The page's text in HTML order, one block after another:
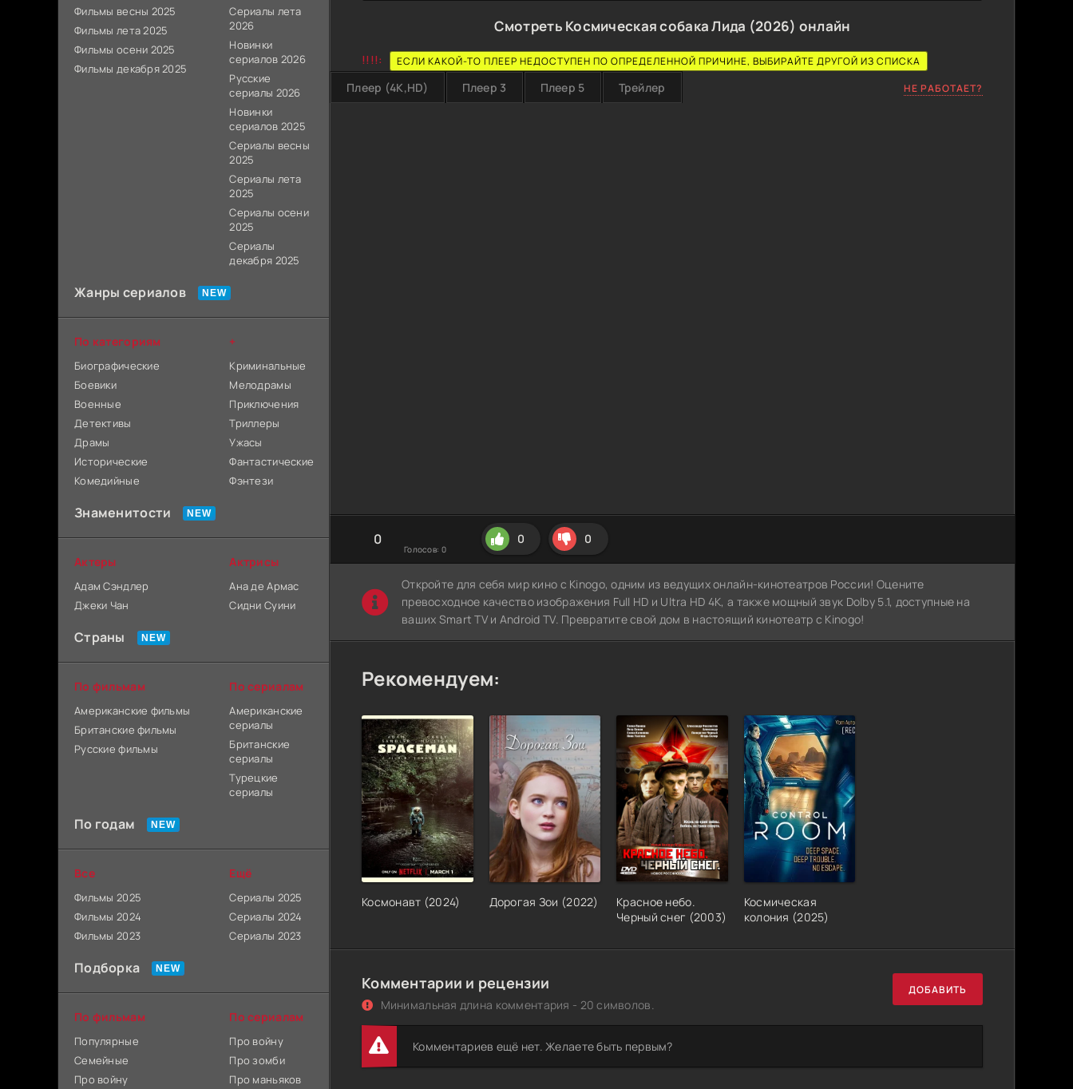
Смотреть Космическая собака Лида (2026) онлайн
!!!!: ЕСЛИ КАКОЙ-ТО ПЛЕЕР НЕДОСТУПЕН ПО ОПРЕДЕЛЕННОЙ ПРИЧИНЕ, ВЫБИРАЙТЕ ДРУГОЙ ИЗ СПИСКА
Плеер (4K,HD) Плеер 3 Плеер 5 Трейлер НЕ РАБОТАЕТ?
0
Голосов: 0
0 0
Откройте для себя мир кино с Kinogo, одним из ведущих онлайн-кинотеатров России! Оцените
превосходное качество изображения Full HD и Ultra HD 4K, а также мощный звук Dolby 5.1, доступные на
ваших Smart TV и Android TV. Превратите свой дом в настоящий кинотеатр с Kinogo!
Рекомендуем:
Космонавт (2024) Дорогая Зои (2022)
Красное небо.
Черный снег (2003)
Космическая
колония (2025)
Комментарии и рецензии
Минимальная длина комментария - 20 символов.
ДОБАВИТЬ
Комментариев ещё нет. Желаете быть первым?
Фильмы весны 2025
Фильмы лета 2025
Фильмы осени 2025
Фильмы декабря 2025
Сериалы лета
2026
Новинки
сериалов 2026
Русские
сериалы 2026
Новинки
сериалов 2025
Сериалы весны
2025
Сериалы лета
2025
Сериалы осени
2025
Сериалы
декабря 2025
Жанры сериалов
По категориям
Биографические
Боевики
Военные
Детективы
Драмы
Исторические
Комедийные
+
Криминальные
Мелодрамы
Приключения
Триллеры
Ужасы
Фантастические
Фэнтези
Знаменитости
Актеры
Адам Сэндлер
Джеки Чан
Актрисы
Ана де Армас
Сидни Суини
Страны
По фильмам
Американские фильмы
Британские фильмы
Русские фильмы
По сериалам
Американские
сериалы
Британские
сериалы
Турецкие
сериалы
По годам
Все
Фильмы 2025
Фильмы 2024
Фильмы 2023
Ещё
Сериалы 2025
Сериалы 2024
Сериалы 2023
Подборка
По фильмам
Популярные
Семейные
Про войну
По сериалам
Про войну
Про зомби
Про маньяков